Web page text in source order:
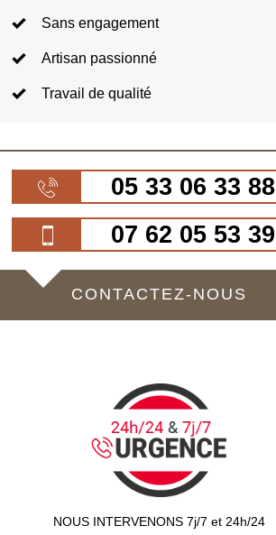
Sans engagement
Artisan passionné
Travail de qualité
05 33 06 33 88
07 62 05 53 39
CONTACTEZ-NOUS
NOUS INTERVENONS 7j/7 et 24h/24